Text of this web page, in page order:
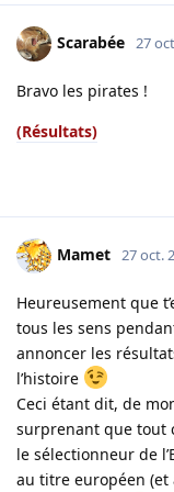
Scarabée 27
Bravo les pirates !
(Résultats)
Mamet 27 oct.
Heureusement que
tous les sens
annoncer les
l’histoire
Ceci étant dit, de
surprenant que tout
le sélectionneur de
au titre européen